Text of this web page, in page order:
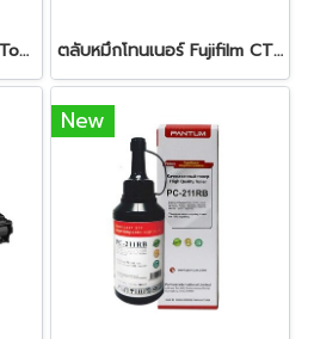
หมึกพิมพ์เลเซอร์ Pantum Toner Drum CTL-2000 HC Cyanหมึกสีดำ ใช้สำหรับเครื่องพิมพ์ : Pantum รุ่น CP2200 CM2200 Series ปริมาณการพิมพ์ 5% ลงบนกระดาษ A4 พิมพ์ได้ 3,500 แผ่น ตลับหมึกโทนเนอร์ Fujifilm CT203550 Black
New